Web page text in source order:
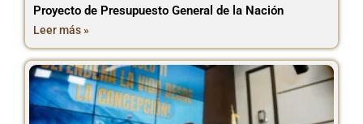
Proyecto de Presupuesto General de la Nación
Leer más »